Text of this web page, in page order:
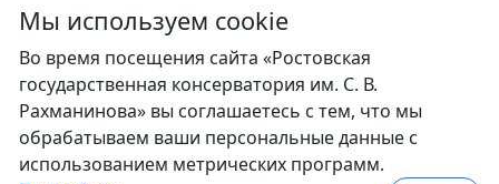
Мы используем сookie
Во время посещения сайта «Ростовская
государственная консерватория им. С. В.
Рахманинова» вы соглашаетесь с тем, что мы
обрабатываем ваши персональные данные с
использованием метрических программ.